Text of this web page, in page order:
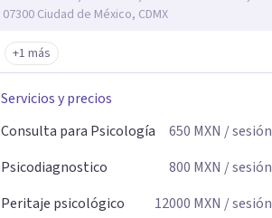
07300 Ciudad de México, CDMX
+1 más
Servicios y precios
Consulta para Psicología
650 MXN / sesión
Psicodiagnostico
800 MXN / sesión
Peritaje psicológico
12000 MXN / sesión